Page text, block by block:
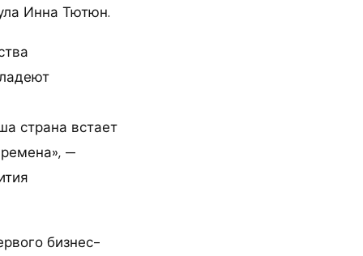
Инна Тютюн.
страна встает
—
бизнес-